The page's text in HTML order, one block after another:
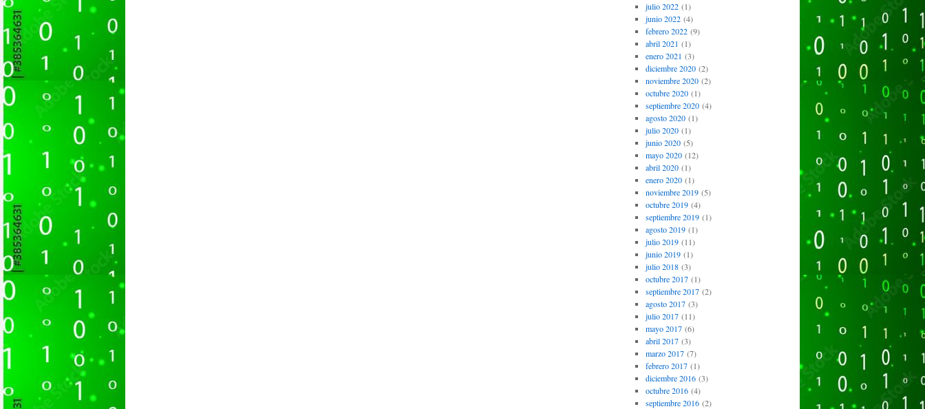
julio 2022(1)
junio 2022(4)
febrero 2022(9)
abril 2021 (1)
enero 2021 (3)
diciembre 2020(2)
noviembre 2020(2)
octubre 2020(1)
septiembre 2020(4)
agosto 2020(1)
julio 2020(1)
junio 2020(5)
mayo 2020(12)
abril 2020(1)
enero 2020(1)
noviembre 2019(5)
octubre 2019(4)
septiembre 2019(1)
agosto 2019(1)
julio 2019(11)
junio 2019(1)
julio 2018(3)
octubre 2017(1)
septiembre 2017(2)
agosto 2017(3)
julio 2017(11)
mayo 2017(6)
abril 2017(3)
marzo 2017(7)
febrero 2017(1)
diciembre 2016(3)
octubre 2016(4)
septiembre 2016(2)